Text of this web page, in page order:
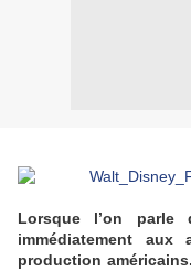
Lorsque l’on parle
immédiatement
production